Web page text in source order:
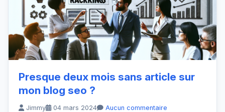
Presque deux mois sans article sur
mon blog seo ?
Jimmy 04 mars 2024 Aucun commentaire